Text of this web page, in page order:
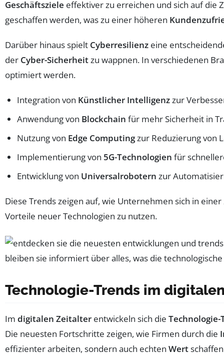
Geschäftsziele effektiver zu erreichen und sich auf die
geschaffen werden, was zu einer höheren
Darüber hinaus spielt Cyberresilienz eine
der Cyber-Sicherheitzu wappnen. In verschiedenen
optimiert werden.
Integration von Künstlicher Intelligenzzur
Anwendung von Blockchain für mehr Sicherheit in
Nutzung von Edge Computingzur Reduzierung von
Implementierung von 5G-Technologien für
Entwicklung von Universalrobotern zur
Diese Trends zeigen auf, wie Unternehmen sich in
Vorteile neuer Technologien zu nutzen.
Technologie-Trends im
Im digitalen Zeitalter entwickeln sich die Technologie-
Die neuesten Fortschritte zeigen, wie Firmen durch die
effizienter arbeiten, sondern auch echten Wert